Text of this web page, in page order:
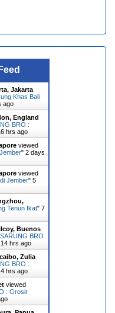
Jakarta
Khas Bali
ago
England
BRO :
hrs ago
viewed
" 2 days
viewed
Jember" 5
Tenun Ikat" 7
Buenos
BRO
hrs ago
Zulia
BRO :
hrs ago
viewed
: Grosir